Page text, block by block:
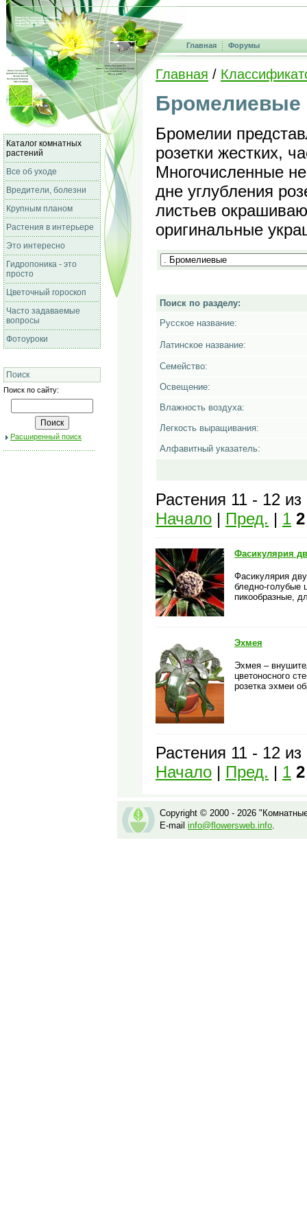
Главная Форумы
Каталог комнатных
растений
Все об уходе
Вредители, болезни
Крупным планом
Растения в интерьере
Это интересно
Гидропоника - это
просто
Цветочный гороскоп
Часто задаваемые
вопросы
Фотоуроки
Поиск
Поиск по сайту:
Расширенный поиск
Главная /
Бромелиевые
Бромелии
розетки жестких,
Многочисленные
дне углубления
листьев
оригинальные
Поиск по разделу:
Русское название:
Латинское название:
Семейство:
Освещение:
Влажность воздуха:
Легкость выращивания:
Алфавитный указатель:
Растения 11 - 12 из
Начало | Пред. | 1 2
Фасикулярия
Фасикулярия
бледно-голубые
пикообразные,
Эхмея
Эхмея –
цветоносного
розетка эхмеи
Растения 11 - 12 из
Начало | Пред. | 1 2
Copyright © 2000 - 2026
E-mail info@flowersweb.info.